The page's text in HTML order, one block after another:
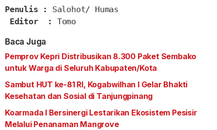
Penulis :
Salohot/ Humas
Editor  :
Tomo
Baca Juga
Pemprov Kepri Distribusikan 8.300 Paket Sembako
untuk Warga di Seluruh Kabupaten/Kota
Sambut HUT ke-81 RI, Kogabwilhan I Gelar Bhakti
Kesehatan dan Sosial di Tanjungpinang
Koarmada I Bersinergi Lestarikan Ekosistem Pesisir
Melalui Penanaman Mangrove